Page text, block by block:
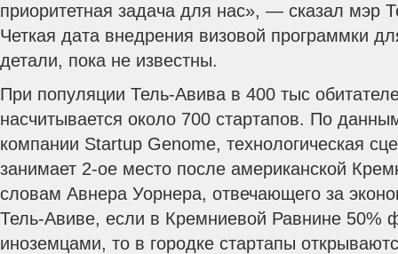
приоритетная задача для нас», — сказал мэр
Четкая дата внедрения визовой программки
детали, пока не известны.
При популяции Тель-Авива в 400 тыс
насчитывается около 700 стартапов. По
компании Startup Genome, технологическая
занимает 2-ое место после американской
словам Авнера Уорнера, отвечающего за
Тель-Авиве, если в Кремниевой Равнине 50%
иноземцами, то в городке стартапы